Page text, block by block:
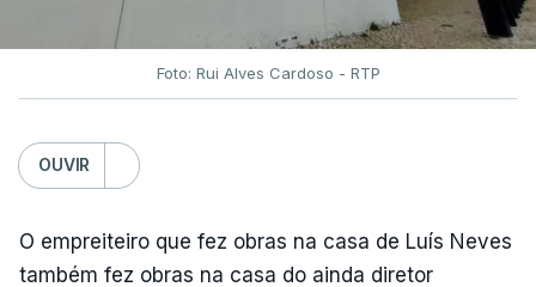
Foto: Rui Alves Cardoso - RTP
OUVIR
O empreiteiro que fez obras na casa de Luís Neves
também fez obras na casa do ainda diretor